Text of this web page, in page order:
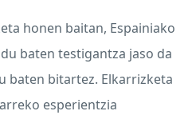
honen baitan, Espainiako
baten testigantza jaso da
baten bitartez. Elkarrizketa
esperientzia